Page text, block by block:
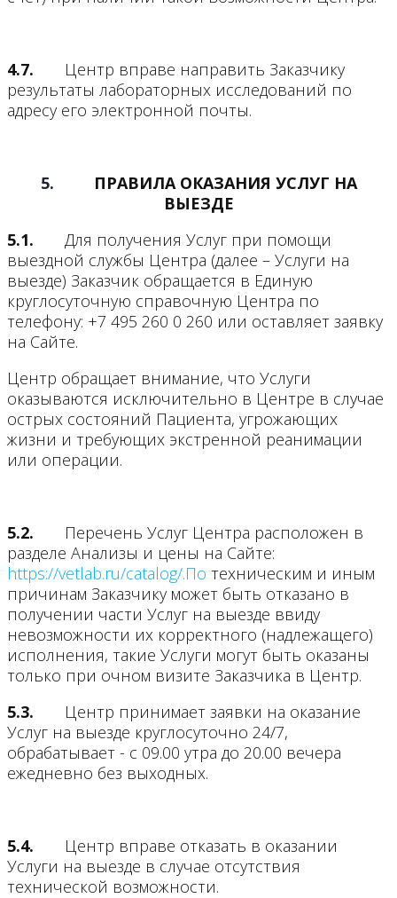
4.7. Центр вправе направить Заказчику
результаты лабораторных исследований по
адресу его электронной почты.
5.
ПРАВИЛА ОКАЗАНИЯ УСЛУГ НА
ВЫЕЗДЕ
5.1. Для получения Услуг при помощи
выездной службы Центра (далее – Услуги на
выезде) Заказчик обращается в Единую
круглосуточную справочную Центра по
телефону: +7 495 260 0 260 или оставляет заявку
на Сайте.
Центр обращает внимание, что Услуги
оказываются исключительно в Центре в случае
острых состояний Пациента, угрожающих
жизни и требующих экстренной реанимации
или операции.
5.2. Перечень Услуг Центра расположен в
разделе Анализы и цены на Сайте:
https://vetlab.ru/catalog/.По техническим и иным
причинам Заказчику может быть отказано в
получении части Услуг на выезде ввиду
невозможности их корректного (надлежащего)
исполнения, такие Услуги могут быть оказаны
только при очном визите Заказчика в Центр.
5.3. Центр принимает заявки на оказание
Услуг на выезде круглосуточно 24/7,
обрабатывает - с 09.00 утра до 20.00 вечера
ежедневно без выходных.
5.4. Центр вправе отказать в оказании
Услуги на выезде в случае отсутствия
технической возможности.